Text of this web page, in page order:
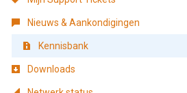
Nieuws & Aankondigingen
Kennisbank
Downloads